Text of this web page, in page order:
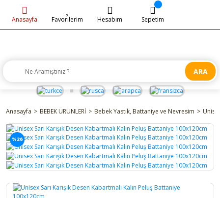
ARA
Anasayfa Favorilerim Hesabım Sepetim
Anasayfa BEBEK ÜRÜNLERİ Bebek Yastık, Battaniye ve Nevresim
%26